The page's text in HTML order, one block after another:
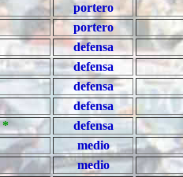
portero
portero
defensa
defensa
defensa
defensa
*
defensa
medio
medio